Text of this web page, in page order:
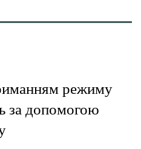
режиму
за допомогою